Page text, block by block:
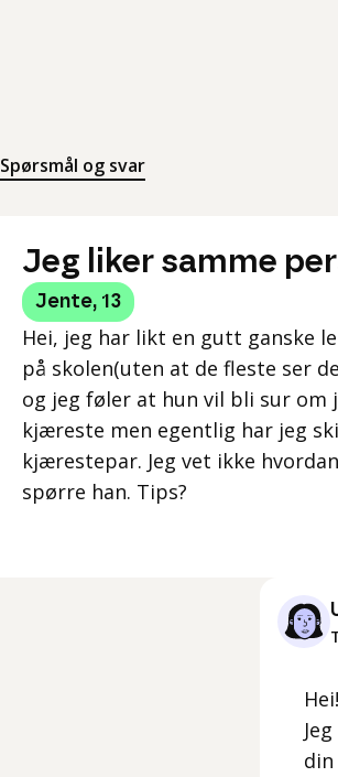
Spørsmål og svar
Jeg liker samme
Jente, 13
Hei, jeg har likt en gutt ganske
på skolen(uten at de fleste ser
og jeg føler at hun vil bli sur om
kjæreste men egentlig har jeg
kjærestepar. Jeg vet ikke
spørre han. Tips?
Hei!